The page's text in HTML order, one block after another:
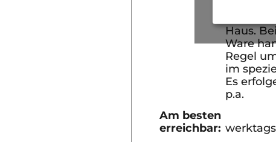
Haus.
Ware
Regel
im
Es
p.a.
Am besten
erreichbar: